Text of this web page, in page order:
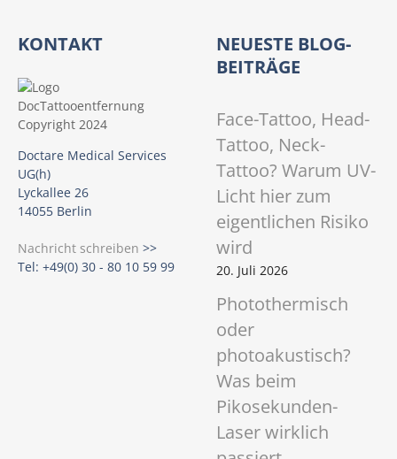
KONTAKT
Doctare Medical Services
UG(h)
Lyckallee 26
14055 Berlin
Nachricht schreiben >>
Tel: +49(0) 30 - 80 10 59 99
NEUESTE BLOG-
BEITRÄGE
Face-Tattoo, Head-
Tattoo, Neck-
Tattoo? Warum UV-
Licht hier zum
eigentlichen Risiko
wird
20. Juli 2026
Photothermisch
oder
photoakustisch?
Was beim
Pikosekunden-
Laser wirklich